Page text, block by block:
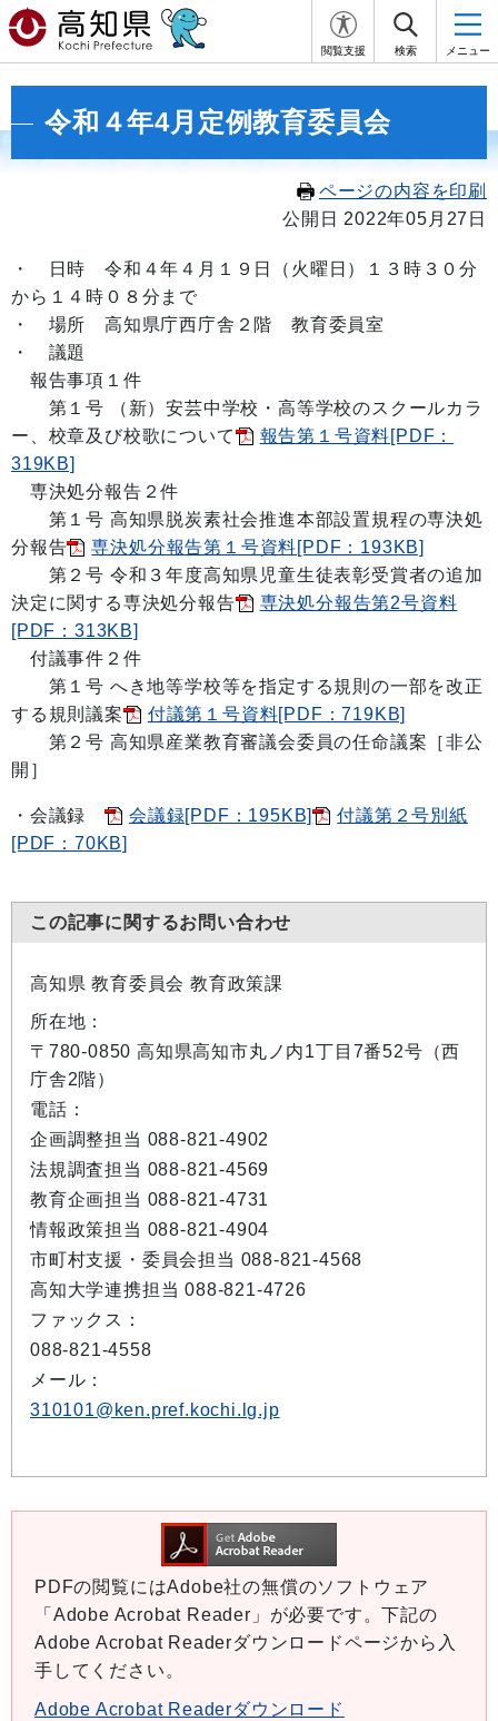
閲覧支援 検索 メニュー
令和４年4月定例教育委員会
ページの内容を印刷
公開日 2022年05月27日
・ 日時 令和４年４月１９日
（火曜日）１３時３０分
から１４ 時０８ 分まで
・ 場所 高知県庁西庁舎２階 教育委員室
・ 議題
報告事項１件
第１号 （新）安芸中学校・高等学校のスクールカラ
ー、 校章及び校歌について
報告第１号資料[PDF：
319KB]
専決処分報告２件
第１号 高知県脱炭素社会推進本部設置規程の専決処
分報告
専決処分報告第１号資料[PDF：193KB]
第２号 令和３年度高知県児童生徒表彰受賞者の追加
決定に関する専決処分報告
専決処分報告第2号資料
[PDF：313KB]
付議事件２件
第１号 へき地等学校等を指定する規則の一部を改正
する規則議案
付議第１号資料[PDF：719KB]
第２号 高知県産業教育審議会委員の任命議案［非公
開］
・会議録 会議録[PDF：195KB]
付議第２号別紙
[PDF：70KB]
この記事に関するお問い合わせ
高知県 教育委員会 教育政策課
所在地：
〒780-0850 高知県高知市丸ノ内1丁目7番52号（西
庁舎2階）
電話：
企画調整担当 088-821-4902
法規調査担当 088-821-4569
教育企画担当 088-821-4731
情報政策担当 088-821-4904
市町村支援・委員会担当 088-821-4568
高知大学連携担当 088-821-4726
ファックス：
088-821-4558
メール：
310101@ken.pref.kochi.lg.jp
PDFの閲覧にはAdobe社の無償のソフトウェア
「Adobe Acrobat Reader」が必要です。下記の
Adobe Acrobat Readerダウンロードページから入
手してください。
Adobe Acrobat Readerダウンロード